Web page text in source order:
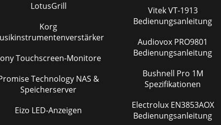
LotusGrill
Korg
Touchscreen-Monitore
Technology NAS &
Speicherserver
Eizo LED-Anzeigen
Vitek VT-1913
Bedienungsanleitung
Audiovox PRO9801
Bedienungsanleitung
Bushnell Pro 1M
Spezifikationen
Electrolux EN3853AOX
Bedienungsanleitung